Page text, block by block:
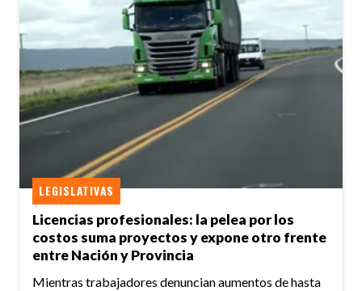
Licencias profesionales: la pelea por los
costos suma proyectos y expone otro frente
entre Nación y Provincia
LEGISLATIVAS
Mientras trabajadores denuncian aumentos de hasta